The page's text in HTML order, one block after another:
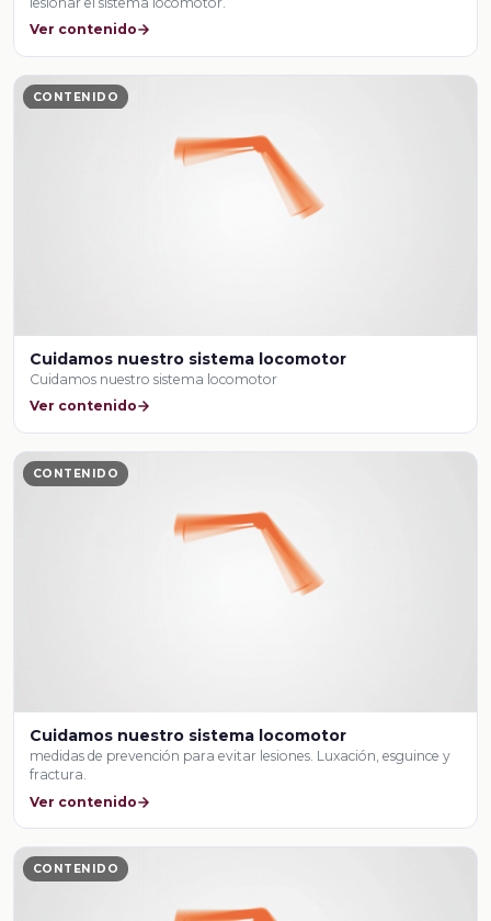
Ver contenido
CONTENIDO
Cuidamos nuestro sistema locomotor
Cuidamos nuestro sistema locomotor
Ver contenido
CONTENIDO
Cuidamos nuestro sistema locomotor
medidas de prevención para evitar lesiones. Luxación, esguince y
fractura.
Ver contenido
CONTENIDO